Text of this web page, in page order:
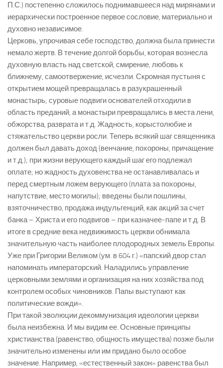
П.С.) постепенно сложилось поднимавшееся над мирянами и
иерархически построенное первое сословие, материально и
духовно независимое.
Церковь, упрочивая себе господство, должна была принести
немало жертв. В течение долгой борьбы, которая вознесла
духовную власть над светской, смирение, любовь к
ближнему, самоотвержение, исчезли. Скромная пустыня с
открытием мощей превращалась в разукрашенный
монастырь; суровые подвиги основателей отходили в
область преданий, а монастыри превращались в места лени,
обжорства, разврата и т.д. Жадность, корыстолюбие и
стяжательство церкви росли. Теперь всякий шаг священника
должен был давать доход (венчание, похороны, причащение
и т.д.); при жизни верующего каждый шаг его подлежал
оплате; но жадность духовенства не останавливалась и
перед смертным ложем верующего (плата за похороны,
напутствие, место могилы); введены были пошлины,
взяточничество, продажа индульгенций, как акций за счет
банка – Христа и его подвигов – при казначее-папе и т.д. В
итоге в средние века недвижимость церкви обнимала
значительную часть наиболее плодородных земель Европы.
Уже при Григории Великом (ум. в 604 г.) «папский двор стал
напоминать императорский. Наладились управление
церковными землями и организация на них хозяйства под
контролем особых чиновников. Папы выступают как
политические вожди».
При такой эволюции декоммунизация идеологии церкви
была неизбежна. И мы видим ее. Основные принципы
христианства (равенство, общность имущества) позже были
значительно изменены или им придано было особое
значение. Например, «естественный закон» равенства был